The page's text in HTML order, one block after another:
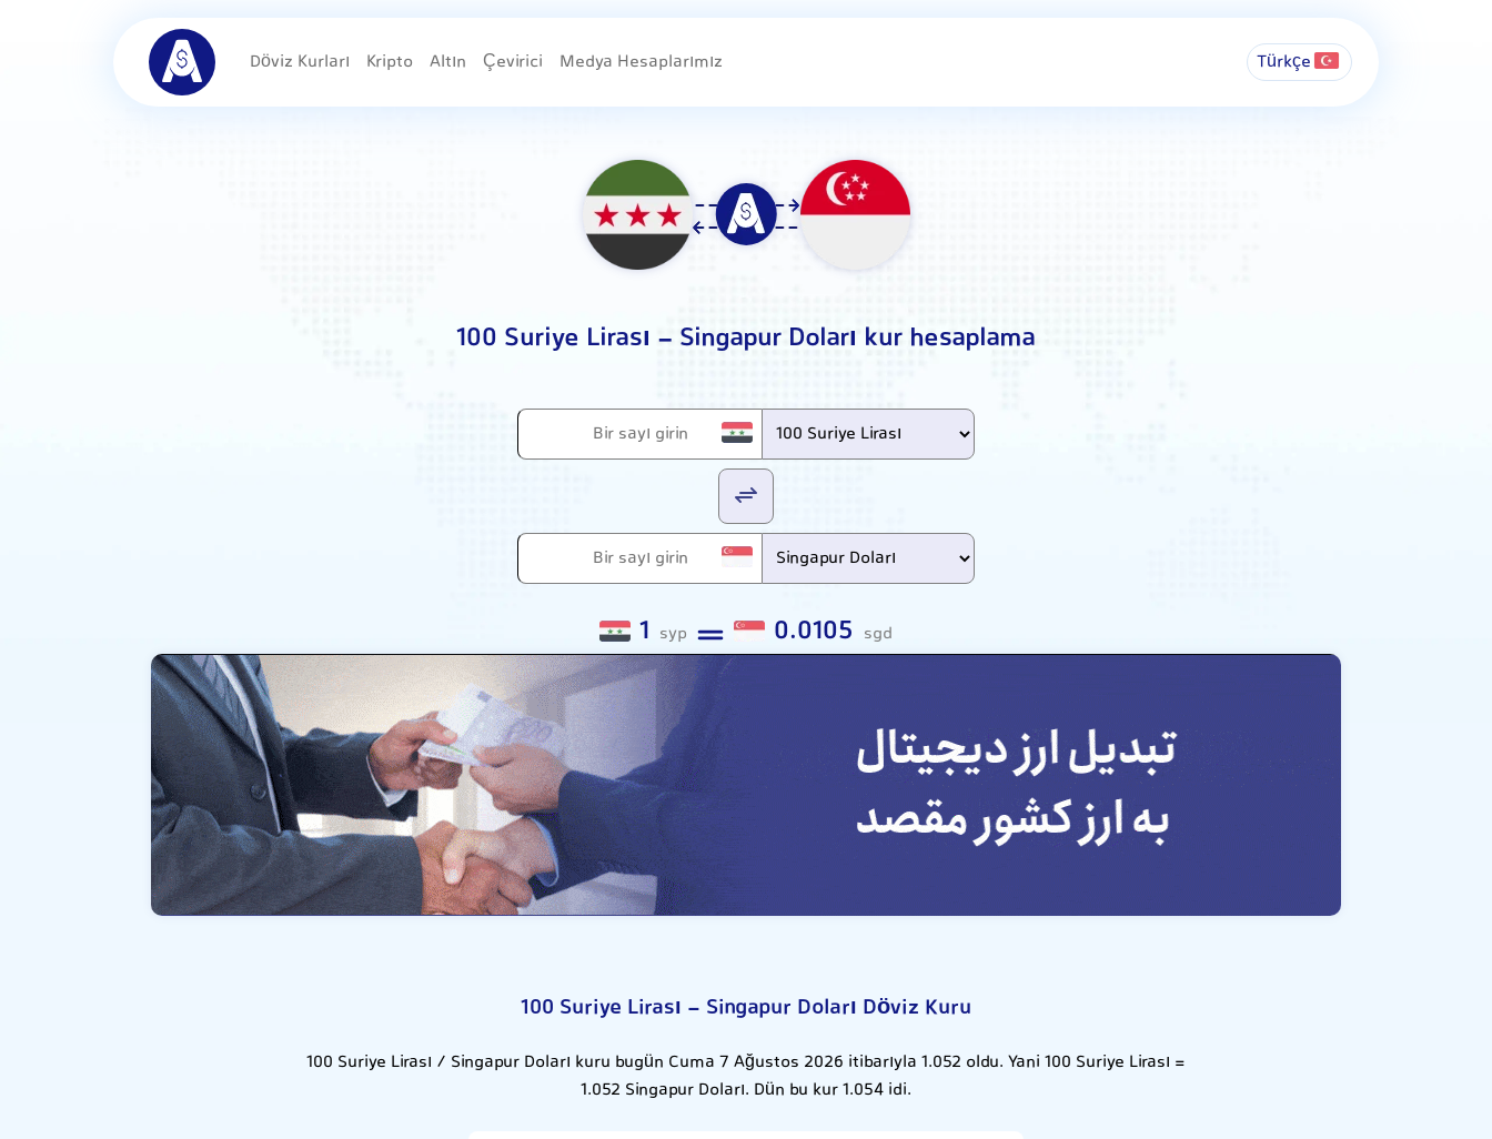
Döviz Kurları Kripto Altın Çevirici Medya Hesaplarımız Türkçe
100 Suriye Lirası - Singapur Doları kur hesaplama
1 syp 0.0105 sgd
100 Suriye Lirası - Singapur Doları Döviz Kuru
100 Suriye Lirası / Singapur Doları kuru bugün Cuma 7 Ağustos 2026 itibarıyla 1.052 oldu. Yani 100 Suriye Lirası =
1.052 Singapur Doları. Dün bu kur 1.054 idi.